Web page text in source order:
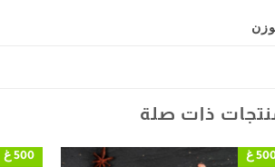
ذات صلة
غ 500 غ